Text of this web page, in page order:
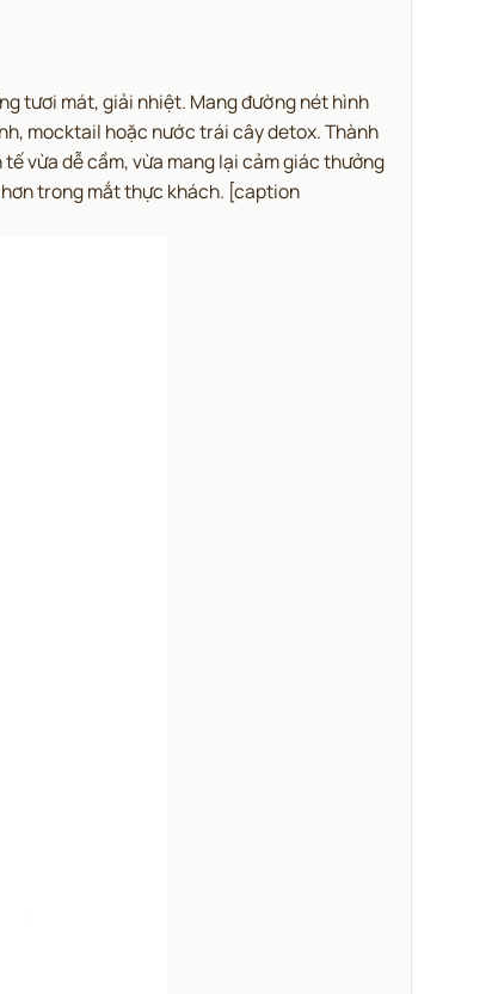
tươi mát, giải nhiệt. Mang đường nét hình
mocktail hoặc nước trái cây detox. Thành
vừa dễ cầm, vừa mang lại cảm giác thưởng
trong mắt thực khách. [caption